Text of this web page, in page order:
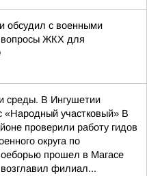
обсудил с военными
ЖКХ для
среды. В Ингушетии
«Народный участковый» В
проверили работу гидов
округа по
прошел в Магасе
филиал...